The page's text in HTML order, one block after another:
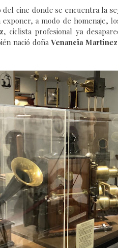
del cine donde se encuentra la
exponer,a modo de homenaje,
,ciclista profesional ya
nació doñaVenancia Martínez